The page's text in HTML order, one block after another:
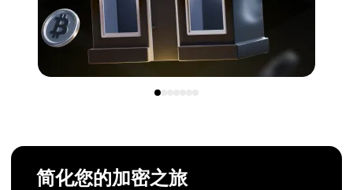
简化您的加密之旅